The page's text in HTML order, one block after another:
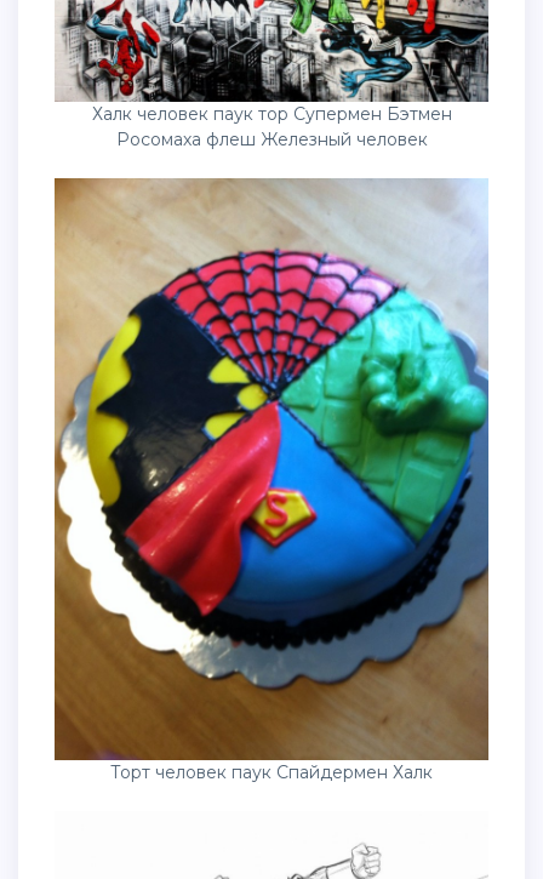
Халк человек паук тор Супермен Бэтмен
Росомаха флеш Железный человек
Торт человек паук Спайдермен Халк